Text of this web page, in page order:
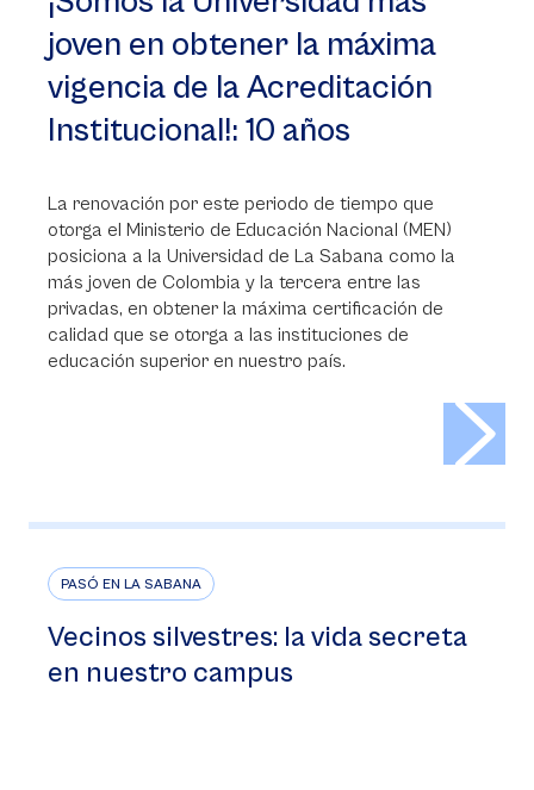
joven en obtener la máxima
vigencia de la Acreditación
Institucional!: 10 años
La renovación por este periodo de tiempo que
otorga el Ministerio de Educación Nacional (MEN)
posiciona a la Universidad de La Sabana como la
más joven de Colombia y la tercera entre las
privadas, en obtener la máxima certificación de
calidad que se otorga a las instituciones de
educación superior en nuestro país.
PASÓ EN LA SABANA
Vecinos silvestres: la vida secreta
en nuestro campus